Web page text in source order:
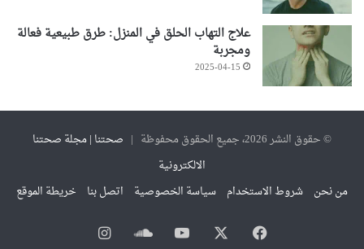
علاج التهاب الحلق في المنزل: طرق طبيعية فعالة
ومجربة
2025-04-15
© حقوق النشر 2026، جميع الحقوق محفوظة |
صحتنا | مجلة صحتنا
الالكترونية
من نحن شروط الاستخدام سياسة الخصوصية اتصل بنا خريطة الموقع
فيسبوك ‫YouTubeساوند